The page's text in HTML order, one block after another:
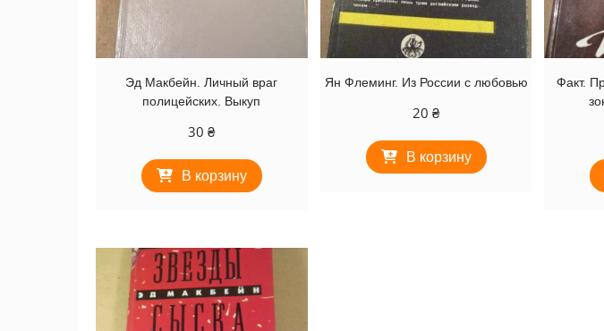
Эд Макбейн. Личный враг
полицейских. Выкуп
30₴
В корзину
Ян Флеминг. Из России с любовью
20 ₴
В корзину
Факт.